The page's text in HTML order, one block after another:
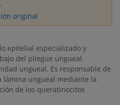
original
epitelial especializado y
del pliegue ungueal
ungueal. Es responsable de
lámina ungueal mediante la
de los queratinocitos